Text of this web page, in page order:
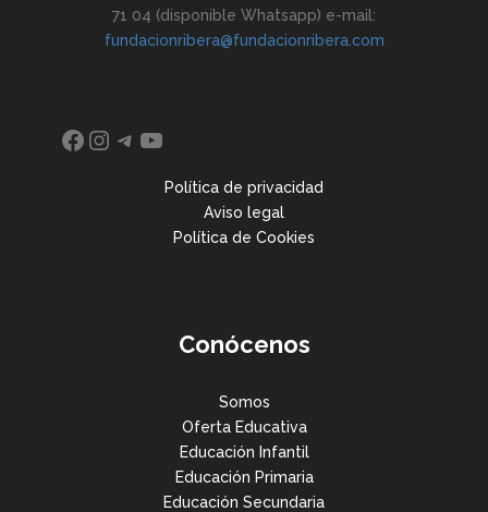
71 04 (disponible Whatsapp) e-mail:
fundacionribera@fundacionribera.com
Facebook
Instagram
Telegram
YouTube
Política de privacidad
Aviso legal
Política de Cookies
Conócenos
Somos
Oferta Educativa
Educación Infantil
Educación Primaria
Educación Secundaria